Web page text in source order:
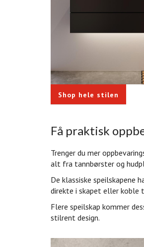
Shop hele stilen
Få praktisk
Trenger du mer
alt fra tannbørster og
De klassiske speilskapene
direkte i skapet eller koble
Flere speilskap kommer
stilrent design.